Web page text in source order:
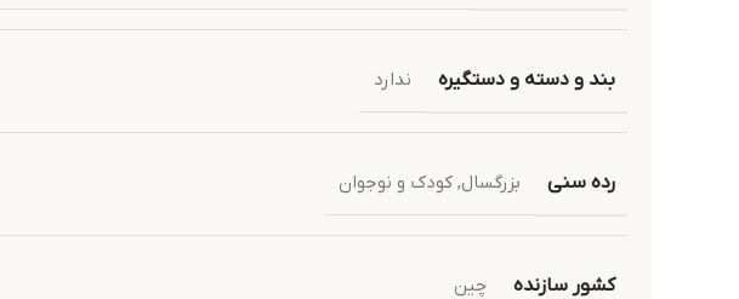
بند و دسته و دستگیره ندارد
رده سنی بزرگسال, کودک و نوجوان
کشور سازنده چین